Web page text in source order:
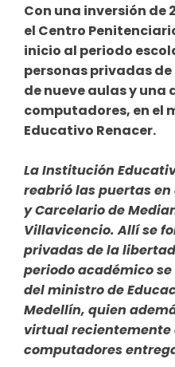
Con una inversión de
el Centro
inicio al periodo
personas privadas
de nueve aulas y una
computadores, en el
Educativo Renacer.
La Institución
reabrió las puertas
y Carcelario de
Villavicencio. Allí se
privadas de la
periodo académico
del ministro de
Medellín, quien
virtual recientemente
computadores